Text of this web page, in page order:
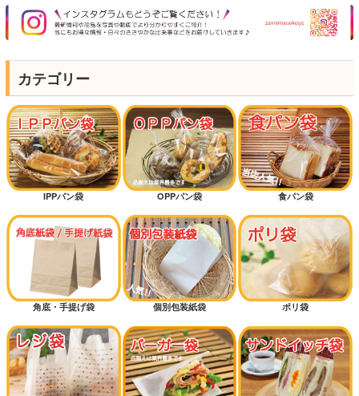
カテゴリー
IPPパン袋 OPPパン袋 食パン袋
角底・手提げ袋 個別包装紙袋 ポリ袋